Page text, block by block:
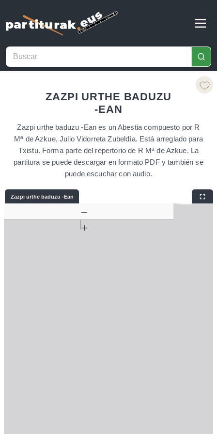
ZAZPI URTHE BADUZU
-EAN
Zazpi urthe baduzu -Ean es un Abestia compuesto por R
Mª de Azkue, Julio Vidorreta Zubeldía. Está arreglado para
Txistu. Forma parte del repertorio de R Mª de Azkue. La
partitura se puede descargar en formato PDF y también se
puede escuchar con audio.
Zazpi urthe baduzu -Ean